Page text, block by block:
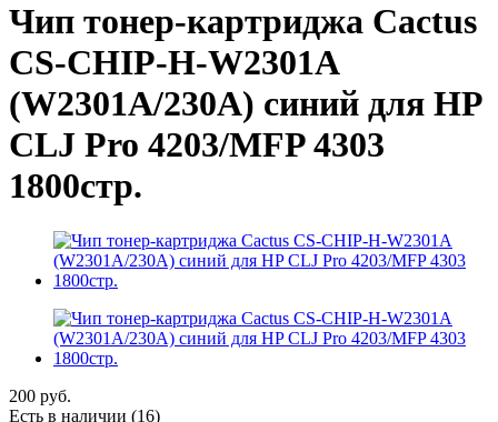
Чип тонер-картриджа Cactus
СS-CHIP-H-W2301A
(W2301A/230A) синий для HP
CLJ Pro 4203/MFP 4303
1800стр.
200 руб.
Есть в наличии (16)